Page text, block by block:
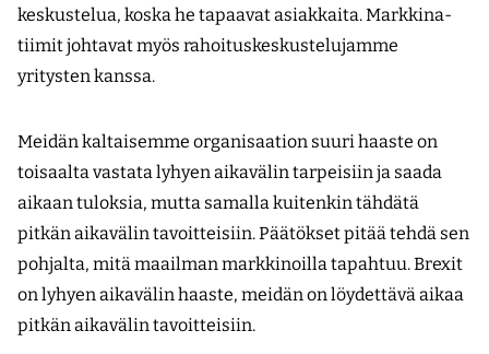
keskustelua, ­koska he tapaavat asiakkaita. Markkina­
tiimit johtavat myös rahoituskeskustelu­jamme
yritysten kanssa.
Meidän kaltaisemme organisaation suuri haaste on
toisaalta vastata lyhyen aikavälin tarpeisiin ja saada
aikaan tuloksia, mutta samalla kuitenkin tähdätä
pitkän aikavälin tavoitteisiin. Päätökset pitää tehdä sen
pohjalta, mitä maailman markkinoilla tapahtuu. Brexit
on lyhyen aikavälin haaste, meidän on löydettävä aikaa
pitkän aikavälin tavoitteisiin.